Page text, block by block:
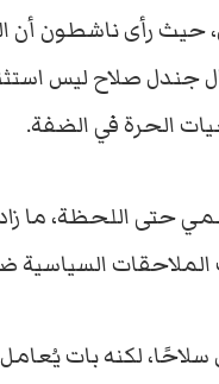
حيث رأى ناشطون أن
جندل صلاح ليس
الحرة في الضفة.
حتى اللحظة،
السياسية
لكنه بات